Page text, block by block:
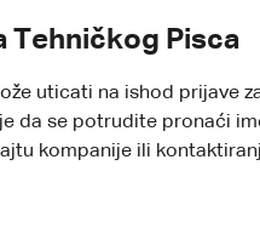
Tehničkog Pisca
uticati na ishod prijave
da se potrudite pronaći
kompanije ili